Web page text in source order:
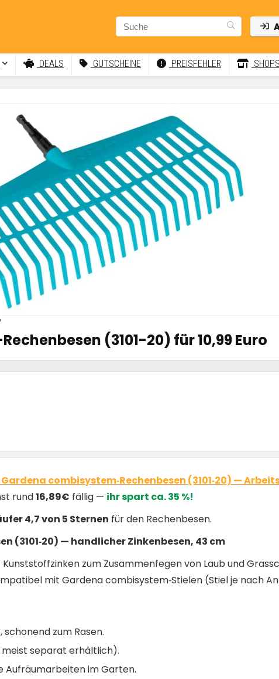
DEALS GUTSCHEINE PREISFEHLER SHOPS
(3101-20) für 10,99 Euro
combisystem‑Rechenbesen (3101‑20) —
rund16,89€ fällig — ihr spart ca. 35 %!
4,7 von 5 Sternen für den Rechenbesen.
(3101‑20) — handlicher Zinkenbesen, 43 cm
zum Zusammenfegen von Laub und
mit Gardena combisystem‑Stielen (Stiel je nach
zum Rasen.
meist separat erhältlich).
Aufräumarbeiten im Garten.